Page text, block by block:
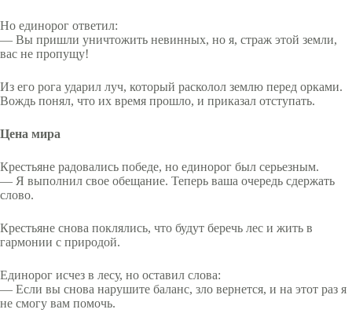
Но единорог ответил:
— Вы пришли уничтожить невинных, но я, страж этой земли,
вас не пропущу!
Из его рога ударил луч, который расколол землю перед орками.
Вождь понял, что их время прошло, и приказал отступать.
Цена мира
Крестьяне радовались победе, но единорог был серьезным.
— Я выполнил свое обещание. Теперь ваша очередь сдержать
слово.
Крестьяне снова поклялись, что будут беречь лес и жить в
гармонии с природой.
Единорог исчез в лесу, но оставил слова:
— Если вы снова нарушите баланс, зло вернется, и на этот раз я
не смогу вам помочь.